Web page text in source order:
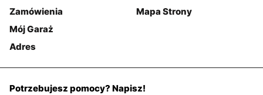
Zamówienia
Mój Garaż
Adres
Mapa Strony
Potrzebujesz pomocy? Napisz!